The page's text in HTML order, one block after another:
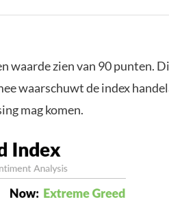
waarde zien van 90 punten.
waarschuwt de index
mag komen.